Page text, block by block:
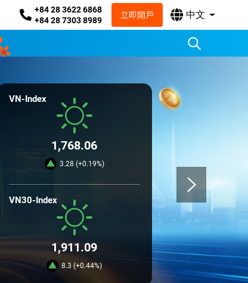
+84 28 3622 6868
+84 28 7303 8989
立即開戶 中文
VN-Index
1,768.06
3.28 (+0.19%)
VN30-Index
1,911.09
8.3 (+0.44%)